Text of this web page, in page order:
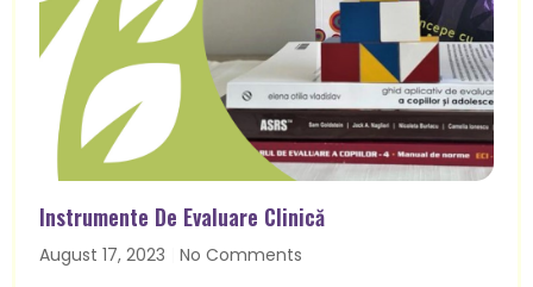
Instrumente De Evaluare Clinică
August 17, 2023
No Comments